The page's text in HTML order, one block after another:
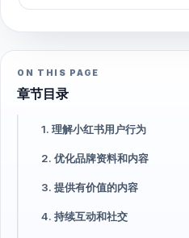
ON THIS PAGE
章节目录
1. 理解小红书用户行为
2. 优化品牌资料和内容
3. 提供有价值的内容
4. 持续互动和社交